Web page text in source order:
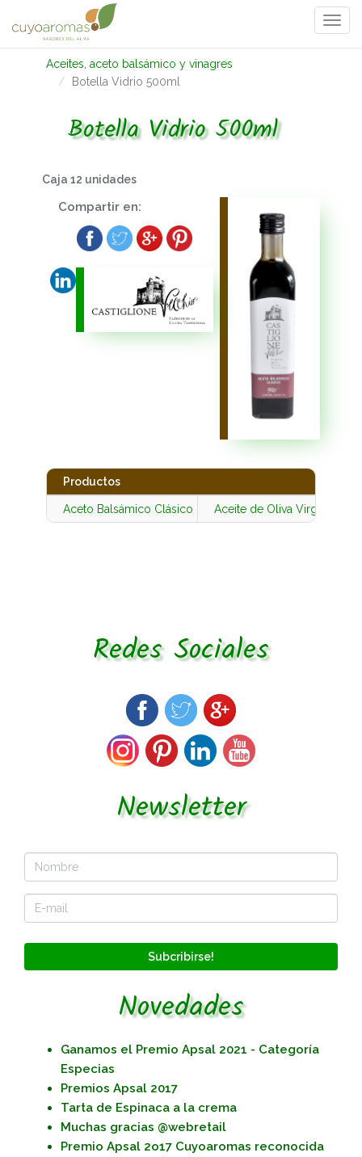
Aceites, aceto balsámico y vinagres
Botella Vidrio 500ml
Botella Vidrio 500ml
Caja 12 unidades
Compartir en:
Productos
Aceto Balsámico Clásico Aceite de Oliva Virgen Extra
Redes Sociales
Newsletter
Subcribirse!
Novedades
Ganamos el Premio Apsal 2021 - Categoría
Especias
Premios Apsal 2017
Tarta de Espinaca a la crema
Muchas gracias @webretail
Premio Apsal 2o17 Cuyoaromas reconocida